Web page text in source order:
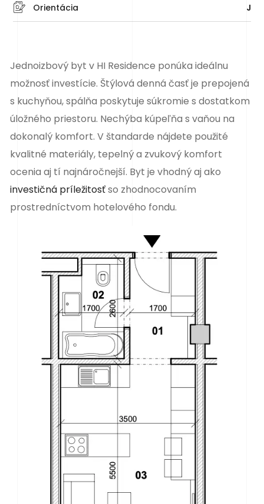
Orientácia J
Jednoizbový byt v HI Residence ponúka ideálnu
možnosť investície. Štýlová denná časť je prepojená
s kuchyňou, spálňa poskytuje súkromie s dostatkom
úložného priestoru. Nechýba kúpeľňa s vaňou na
dokonalý komfort. V štandarde nájdete použité
kvalitné materiály, tepelný a zvukový komfort
ocenia aj tí najnáročnejší. Byt je vhodný aj ako
investičná príležitosťso zhodnocovaním
prostredníctvom hotelového fondu.